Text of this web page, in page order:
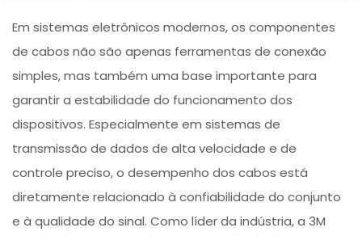
Em sistemas eletrônicos modernos, os componentes
de cabos não são apenas ferramentas de conexão
simples, mas também uma base importante para
garantir a estabilidade do funcionamento dos
dispositivos. Especialmente em sistemas de
transmissão de dados de alta velocidade e de
controle preciso, o desempenho dos cabos está
diretamente relacionado à confiabilidade do conjunto
e à qualidade do sinal. Como líder da indústria, a 3M